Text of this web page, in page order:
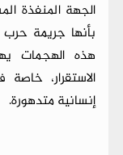
الجهة المنفذة
بأنها جريمة حرب
هذه الهجمات
الاستقرار،
إنسانية متدهورة.